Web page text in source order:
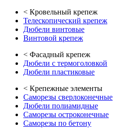
< Кровельный крепеж
Телескопический крепеж
Дюбели винтовые
Винтовой крепеж
< Фасадный крепеж
Дюбели с термоголовкой
Дюбели пластиковые
< Крепежные элементы
Саморезы сверлоконечные
Дюбели полиамидные
Саморезы остроконечные
Саморезы по бетону